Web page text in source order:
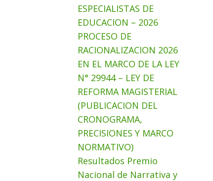
ESPECIALISTAS DE
EDUCACION – 2026
PROCESO DE
RACIONALIZACION 2026
EN EL MARCO DE LA LEY
N° 29944 – LEY DE
REFORMA MAGISTERIAL
(PUBLICACION DEL
CRONOGRAMA,
PRECISIONES Y MARCO
NORMATIVO)
Resultados Premio
Nacional de Narrativa y